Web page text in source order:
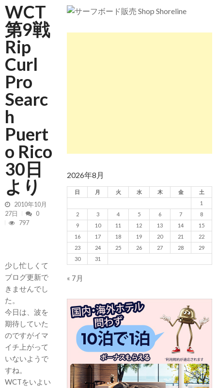
WCT
第9戦
Rip
Curl
Pro
Searc
h
Puert
o Rico
30日
より
2010年10月
27日
0
797
少し忙しくて
ブログ更新で
きませんでし
た。
今日は、波を
期待していた
のですがイマ
イチ上がって
いないようで
すね。
WCTをいよい
2026年8月
日 月 火 水 木 金
土
1
2
3 4 5 6 7
8
9
10 11 12 13 14
15
16
17 18 19 20 21
22
23
24 25 26 27 28
29
30
31
« 7月